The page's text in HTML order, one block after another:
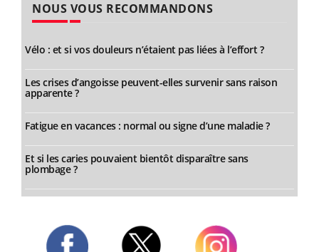
NOUS VOUS RECOMMANDONS
Vélo : et si vos douleurs n’étaient pas liées à l’effort ?
Les crises d’angoisse peuvent-elles survenir sans raison
apparente ?
Fatigue en vacances : normal ou signe d’une maladie ?
Et si les caries pouvaient bientôt disparaître sans
plombage ?